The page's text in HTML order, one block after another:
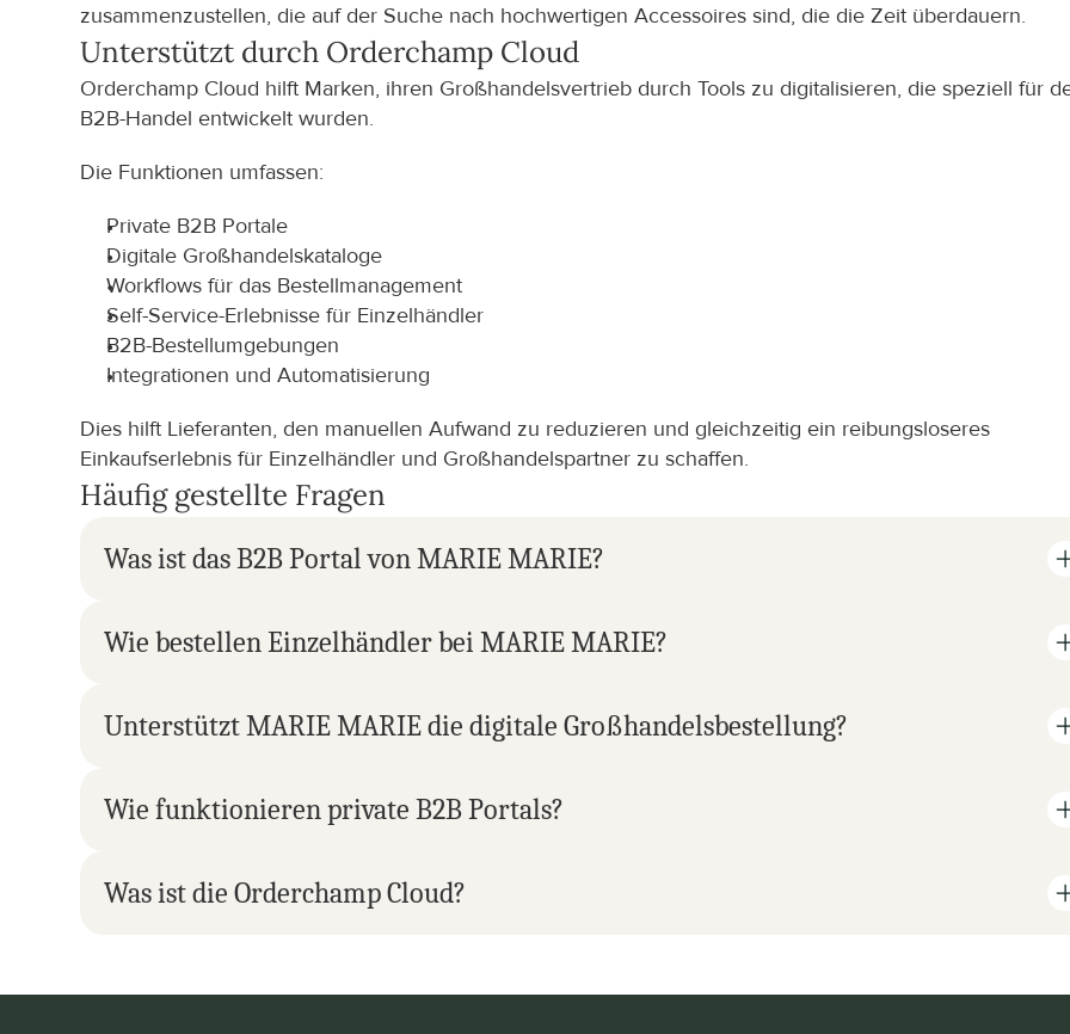
zusammenzustellen, die auf der Suche nach hochwertigen Accessoires sind, die die Zeit überdauern.
Unterstützt durch Orderchamp Cloud
Orderchamp Cloud hilft Marken, ihren Großhandelsvertrieb durch Tools zu digitalisieren, die speziell für
B2B-Handel entwickelt wurden.
Die Funktionen umfassen:
Private B2B Portale
Digitale Großhandelskataloge
Workflows für das Bestellmanagement
Self-Service-Erlebnisse für Einzelhändler
B2B-Bestellumgebungen
Integrationen und Automatisierung
Dies hilft Lieferanten, den manuellen Aufwand zu reduzieren und gleichzeitig ein reibungsloseres
Einkaufserlebnis für Einzelhändler und Großhandelspartner zu schaffen.
Häufig gestellte Fragen
Was ist das B2B Portal von MARIE MARIE?
Wie bestellen Einzelhändler bei MARIE MARIE?
Unterstützt MARIE MARIE die digitale Großhandelsbestellung?
Wie funktionieren private B2B Portals?
Was ist die Orderchamp Cloud?